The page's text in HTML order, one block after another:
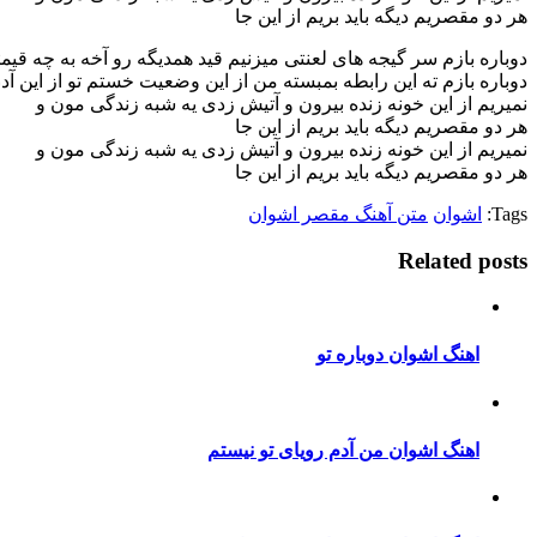
هر دو مقصریم دیگه باید بریم از این جا
دوباره بازم سر گیجه های لعنتی میزنیم قید همدیگه رو آخه به چه
دوباره بازم ته این رابطه بمبسته من از این وضعیت خستم تو از این
نمیریم از این خونه زنده بیرون و آتیش زدی یه شبه زندگی مون و
هر دو مقصریم دیگه باید بریم از این جا
نمیریم از این خونه زنده بیرون و آتیش زدی یه شبه زندگی مون و
هر دو مقصریم دیگه باید بریم از این جا
Tags: اشوان متن آهنگ مقصر اشوان
Related posts
اهنگ اشوان دوباره تو
اهنگ اشوان من آدم رویای تو نیستم